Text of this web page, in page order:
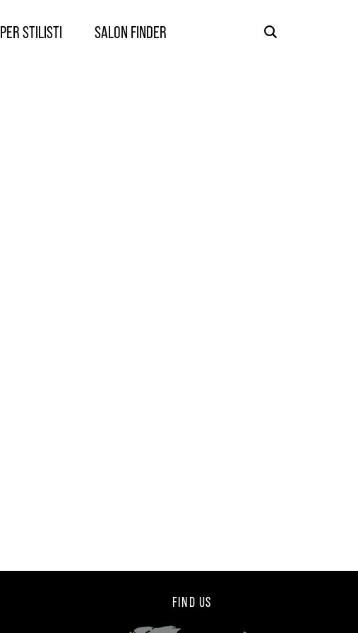
PER STILISTI​ SALON FINDER
FIND US